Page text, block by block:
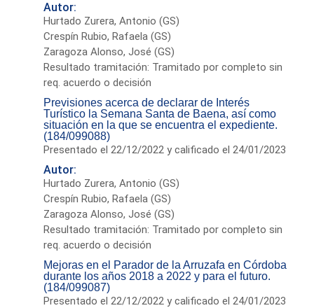
Autor:
Hurtado Zurera, Antonio (GS)
Crespín Rubio, Rafaela (GS)
Zaragoza Alonso, José (GS)
Resultado tramitación: Tramitado por completo sin
req. acuerdo o decisión
Previsiones acerca de declarar de Interés
Turístico la Semana Santa de Baena, así como
situación en la que se encuentra el expediente.
(184/099088)
Presentado el 22/12/2022 y calificado el 24/01/2023
Autor:
Hurtado Zurera, Antonio (GS)
Crespín Rubio, Rafaela (GS)
Zaragoza Alonso, José (GS)
Resultado tramitación: Tramitado por completo sin
req. acuerdo o decisión
Mejoras en el Parador de la Arruzafa en Córdoba
durante los años 2018 a 2022 y para el futuro.
(184/099087)
Presentado el 22/12/2022 y calificado el 24/01/2023